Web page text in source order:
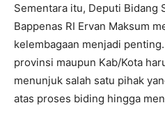
Sementara itu, Deputi Bidang
Bappenas RI Ervan Maksum
kelembagaan menjadi
provinsi maupun Kab/Kota
menunjuk salah satu pihak
atas proses biding hingga